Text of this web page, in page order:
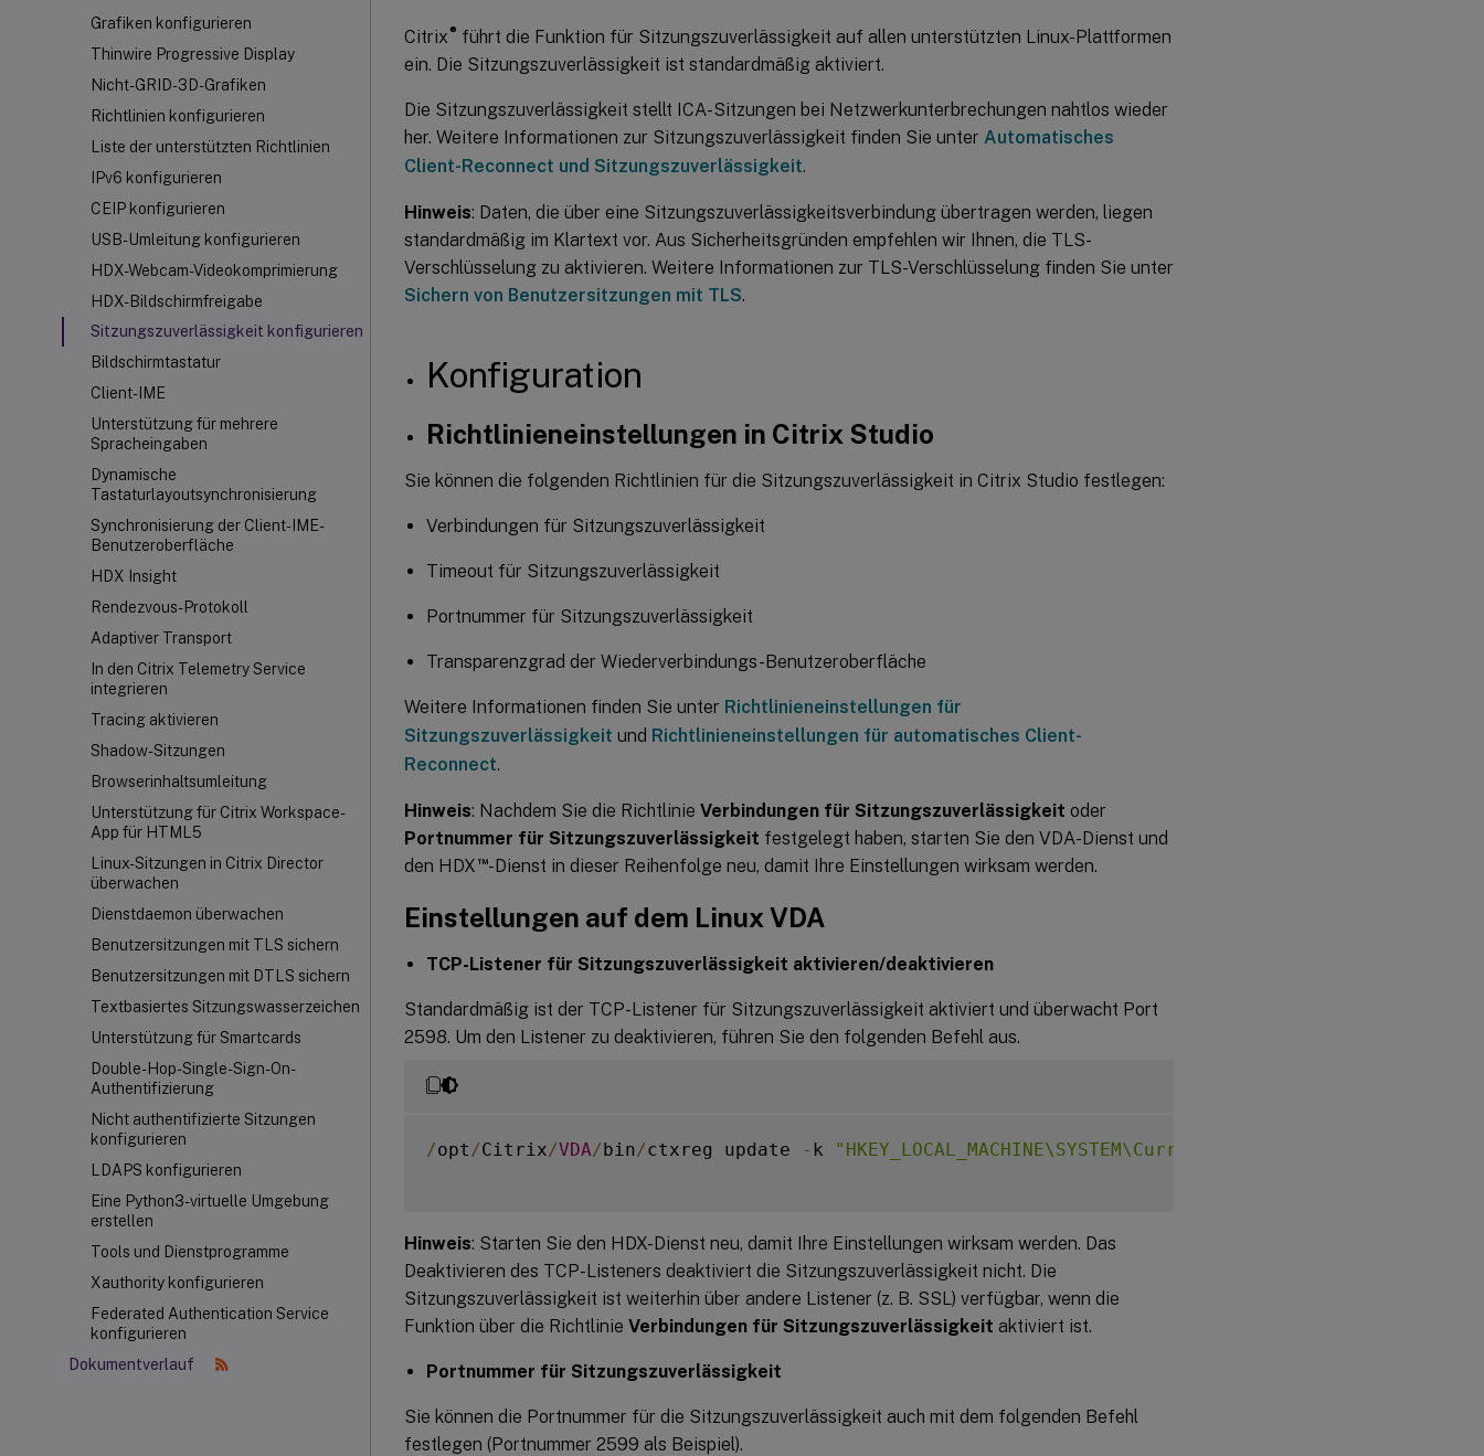
Grafiken konfigurieren
Thinwire Progressive Display
Nicht-GRID-3D-Grafiken
Richtlinien konfigurieren
Liste der unterstützten Richtlinien
IPv6 konfigurieren
CEIP konfigurieren
USB-Umleitung konfigurieren
HDX-Webcam-Videokomprimierung
HDX-Bildschirmfreigabe
Sitzungszuverlässigkeit konfigurieren
Bildschirmtastatur
Client-IME
Unterstützung für mehrere
Spracheingaben
Dynamische
Tastaturlayoutsynchronisierung
Synchronisierung der Client-IME-
Benutzeroberfläche
HDX Insight
Rendezvous-Protokoll
Adaptiver Transport
In den Citrix Telemetry Service
integrieren
Tracing aktivieren
Shadow-Sitzungen
Browserinhaltsumleitung
Unterstützung für Citrix Workspace-
App für HTML5
Linux-Sitzungen in Citrix Director
überwachen
Dienstdaemon überwachen
Benutzersitzungen mit TLS sichern
Benutzersitzungen mit DTLS sichern
Textbasiertes Sitzungswasserzeichen
Unterstützung für Smartcards
Double-Hop-Single-Sign-On-
Authentifizierung
Nicht authentifizierte Sitzungen
konfigurieren
LDAPS konfigurieren
Eine Python3-virtuelle Umgebung
erstellen
Tools und Dienstprogramme
Xauthority konfigurieren
Federated Authentication Service
konfigurieren
Dokumentverlauf
Citrix® führt die Funktion für Sitzungszuverlässigkeit auf allen unterstützten Linux-Plattformen
ein. Die Sitzungszuverlässigkeit ist standardmäßig aktiviert.
Die Sitzungszuverlässigkeit stellt ICA-Sitzungen bei Netzwerkunterbrechungen nahtlos wieder
her. Weitere Informationen zur Sitzungszuverlässigkeit finden Sie unter Automatisches
Client-Reconnect und Sitzungszuverlässigkeit.
Hinweis: Daten, die über eine Sitzungszuverlässigkeitsverbindung übertragen werden, liegen
standardmäßig im Klartext vor. Aus Sicherheitsgründen empfehlen wir Ihnen, die TLS-
Verschlüsselung zu aktivieren. Weitere Informationen zur TLS-Verschlüsselung finden Sie unter
Sichern von Benutzersitzungen mit TLS.
Konfiguration
Richtlinieneinstellungen in Citrix Studio
Sie können die folgenden Richtlinien für die Sitzungszuverlässigkeit in Citrix Studio festlegen:
Verbindungen für Sitzungszuverlässigkeit
Timeout für Sitzungszuverlässigkeit
Portnummer für Sitzungszuverlässigkeit
Transparenzgrad der Wiederverbindungs-Benutzeroberfläche
Weitere Informationen finden Sie unter Richtlinieneinstellungen für
Sitzungszuverlässigkeit und Richtlinieneinstellungen für automatisches Client-
Reconnect.
Hinweis: Nachdem Sie die Richtlinie Verbindungen für Sitzungszuverlässigkeit oder
Portnummer für Sitzungszuverlässigkeit festgelegt haben, starten Sie den VDA-Dienst und
den HDX™-Dienst in dieser Reihenfolge neu, damit Ihre Einstellungen wirksam werden.
Einstellungen auf dem Linux VDA
TCP-Listener für Sitzungszuverlässigkeit aktivieren/deaktivieren
Standardmäßig ist der TCP-Listener für Sitzungszuverlässigkeit aktiviert und überwacht Port
2598. Um den Listener zu deaktivieren, führen Sie den folgenden Befehl aus.
/opt /Citrix/VDA/bin/ctxreg update - k
Hinweis: Starten Sie den HDX-Dienst neu, damit Ihre Einstellungen wirksam werden. Das
Deaktivieren des TCP-Listeners deaktiviert die Sitzungszuverlässigkeit nicht. Die
Sitzungszuverlässigkeit ist weiterhin über andere Listener (z. B. SSL) verfügbar, wenn die
Funktion über die Richtlinie Verbindungen für Sitzungszuverlässigkeit aktiviert ist.
Portnummer für Sitzungszuverlässigkeit
Sie können die Portnummer für die Sitzungszuverlässigkeit auch mit dem folgenden Befehl
festlegen (Portnummer 2599 als Beispiel).